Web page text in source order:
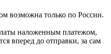
возможна только по России.
наложенным платежом,
вперед до отправки, за сам